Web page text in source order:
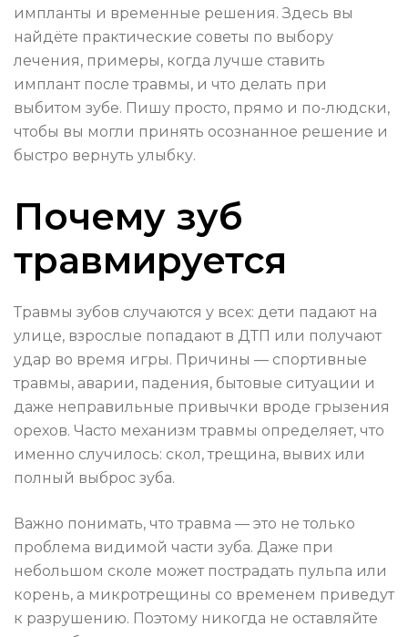
импланты и временные решения. Здесь вы
найдёте практические советы по выбору
лечения, примеры, когда лучше ставить
имплант после травмы, и что делать при
выбитом зубе. Пишу просто, прямо и по-людски,
чтобы вы могли принять осознанное решение и
быстро вернуть улыбку.
Почему зуб
травмируется
Травмы зубов случаются у всех: дети падают на
улице, взрослые попадают в ДТП или получают
удар во время игры. Причины — спортивные
травмы, аварии, падения, бытовые ситуации и
даже неправильные привычки вроде грызения
орехов. Часто механизм травмы определяет, что
именно случилось: скол, трещина, вывих или
полный выброс зуба.
Важно понимать, что травма — это не только
проблема видимой части зуба. Даже при
небольшом сколе может пострадать пульпа или
корень, а микротрещины со временем приведут
к разрушению. Поэтому никогда не оставляйте